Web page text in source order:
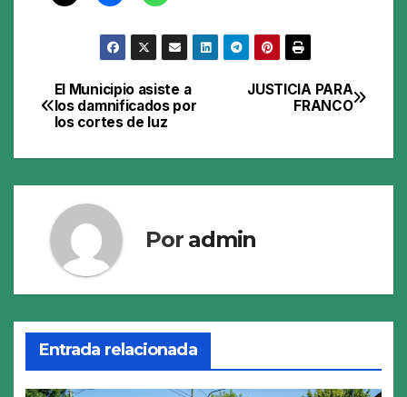
Navegación
de
JUSTICIA PARA
FRANCO
El Municipio asiste a
los damnificados por
los cortes de luz
Por admin
Entrada relacionada